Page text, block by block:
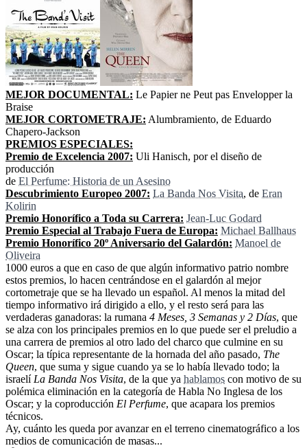
MEJOR DOCUMENTAL: Le Papier ne Peut pas Envelopper la
Braise
MEJOR CORTOMETRAJE: Alumbramiento, de Eduardo
Chapero-Jackson
PREMIOS ESPECIALES:
Premio de Excelencia 2007: Uli Hanisch, por el diseño de
producción
de El Perfume: Historia de un Asesino
Descubrimiento Europeo 2007: La Banda Nos Visita, de Eran
Kolirin
Premio Honorífico a Toda su Carrera: Jean-Luc Godard
Premio Especial al Trabajo Fuera de Europa: Michael Ballhaus
Premio Honorífico 20º Aniversario del Galardón: Manoel de
Oliveira
1000 euros a que en caso de que algún informativo patrio nombre
estos premios, lo hacen centrándose en el galardón al mejor
cortometraje que se ha llevado un español. Al menos la mitad del
tiempo informativo irá dirigido a ello, y el resto será para las
verdaderas ganadoras: la rumana 4 Meses, 3 Semanas y 2 Días, que
se alza con los principales premios en lo que puede ser el preludio a
una carrera de premios al otro lado del charco que culmine en su
Oscar; la típica representante de la hornada del año pasado, The
Queen, que suma y sigue cuando ya se lo había llevado todo; la
israelí La Banda Nos Visita, de la que ya hablamos con motivo de su
polémica eliminación en la categoría de Habla No Inglesa de los
Oscar; y la coproducción El Perfume, que acapara los premios
técnicos.
Ay, cuánto les queda por avanzar en el terreno cinematográfico a los
medios de comunicación de masas...